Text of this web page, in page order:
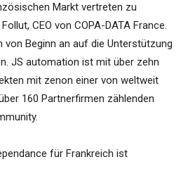
Markt vertreten zu
CEO von COPA-DATA France.
von Beginn an auf die Unterstützung
JS automation ist mit über zehn
mit zenon einer von weltweit
160 Partnerfirmen zählenden
für Frankreich ist